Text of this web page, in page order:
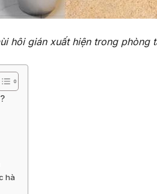
hôi gián xuất hiện trong phòng
hà